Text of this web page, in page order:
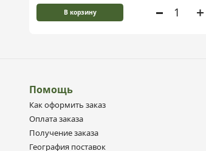
В корзину
Помощь
Как оформить заказ
Оплата заказа
Получение заказа
География поставок